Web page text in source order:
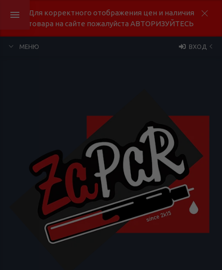
Для корректного отображения цен и наличия
товара на сайте пожалуйста АВТОРИЗУЙТЕСЬ
МЕНЮ ВХОД